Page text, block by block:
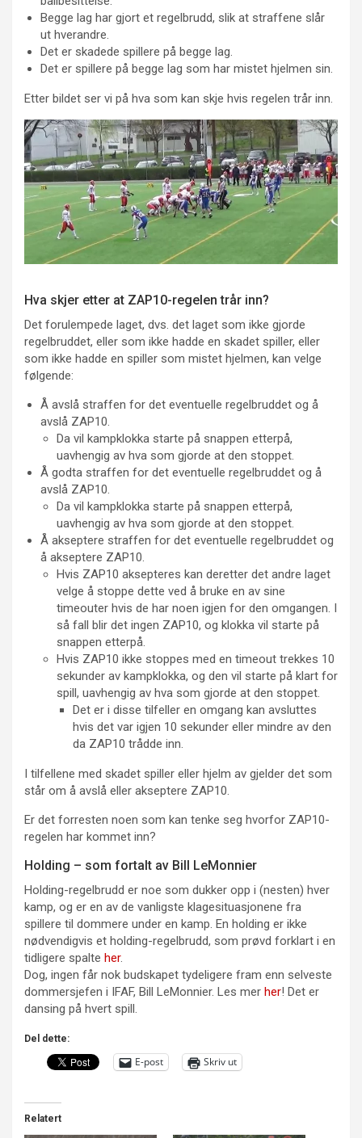
Begge lag har gjort et regelbrudd, slik at straffene slår
ut hverandre.
Det er skadede spillere på begge lag.
Det er spillere på begge lag som har mistet hjelmen sin.
Etter bildet ser vi på hva som kan skje hvis regelen trår inn.
Hva skjer etter at ZAP10-regelen trår inn?
Det forulempede laget, dvs. det laget som ikke gjorde
regelbruddet, eller som ikke hadde en skadet spiller, eller
som ikke hadde en spiller som mistet hjelmen, kan velge
følgende:
Å avslå straffen for det eventuelle regelbruddet og å
avslå ZAP10.
Da vil kampklokka starte på snappen etterpå,
uavhengig av hva som gjorde at den stoppet.
Å godta straffen for det eventuelle regelbruddet og å
avslå ZAP10.
Da vil kampklokka starte på snappen etterpå,
uavhengig av hva som gjorde at den stoppet.
Å akseptere straffen for det eventuelle regelbruddet og
å akseptere ZAP10.
Hvis ZAP10 aksepteres kan deretter det andre laget
velge å stoppe dette ved å bruke en av sine
timeouter hvis de har noen igjen for den omgangen. I
så fall blir det ingen ZAP10, og klokka vil starte på
snappen etterpå.
Hvis ZAP10 ikke stoppes med en timeout trekkes 10
sekunder av kampklokka, og den vil starte på klart for
spill, uavhengig av hva som gjorde at den stoppet.
Det er i disse tilfeller en omgang kan avsluttes
hvis det var igjen 10 sekunder eller mindre av den
da ZAP10 trådde inn.
I tilfellene med skadet spiller eller hjelm av gjelder det som
står om å avslå eller akseptere ZAP10.
Er det forresten noen som kan tenke seg hvorfor ZAP10-
regelen har kommet inn?
Holding – som fortalt av Bill LeMonnier
Holding-regelbrudd er noe som dukker opp i (nesten) hver
kamp, og er en av de vanligste klagesituasjonene fra
spillere til dommere under en kamp. En holding er ikke
nødvendigvis et holding-regelbrudd, som prøvd forklart i en
tidligere spalte her.
Dog, ingen får nok budskapet tydeligere fram enn selveste
dommersjefen i IFAF, Bill LeMonnier. Les mer her! Det er
dansing på hvert spill.
Del dette:
E-post Skriv ut
Relatert